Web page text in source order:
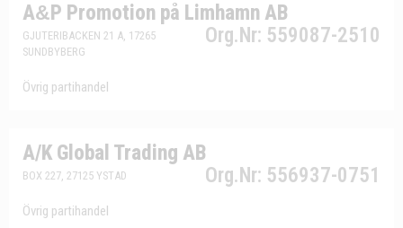
A&P Promotion på Limhamn AB
Org.Nr: 559087-2510
GJUTERIBACKEN 21 A, 17265
SUNDBYBERG
Övrig partihandel
A/K Global Trading AB
Org.Nr: 556937-0751
BOX 227, 27125 YSTAD
Övrig partihandel